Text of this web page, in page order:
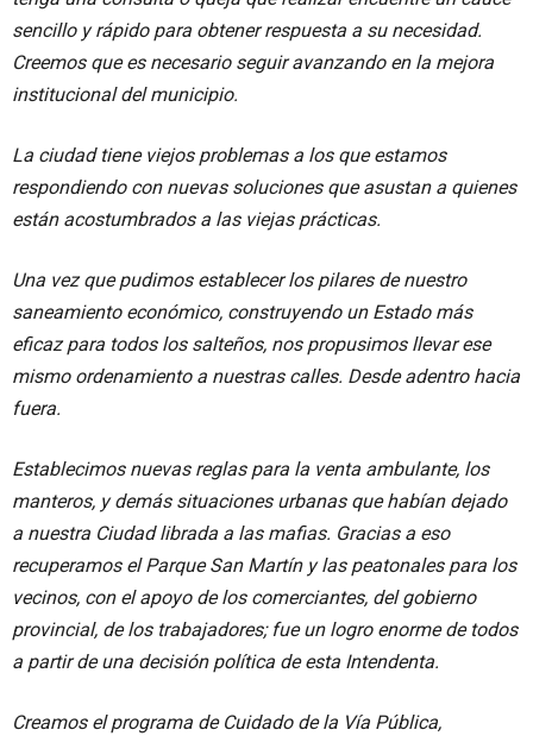
sencillo y rápido para obtener respuesta a su necesidad.
Creemos que es necesario seguir avanzando en la mejora
institucional del municipio.
La ciudad tiene viejos problemas a los que estamos
respondiendo con nuevas soluciones que asustan a quienes
están acostumbrados a las viejas prácticas.
Una vez que pudimos establecer los pilares de nuestro
saneamiento económico, construyendo un Estado más
eficaz para todos los salteños, nos propusimos llevar ese
mismo ordenamiento a nuestras calles. Desde adentro hacia
fuera.
Establecimos nuevas reglas para la venta ambulante, los
manteros, y demás situaciones urbanas que habían dejado
a nuestra Ciudad librada a las mafias. Gracias a eso
recuperamos el Parque San Martín y las peatonales para los
vecinos, con el apoyo de los comerciantes, del gobierno
provincial, de los trabajadores; fue un logro enorme de todos
a partir de una decisión política de esta Intendenta.
Creamos el programa de Cuidado de la Vía Pública,